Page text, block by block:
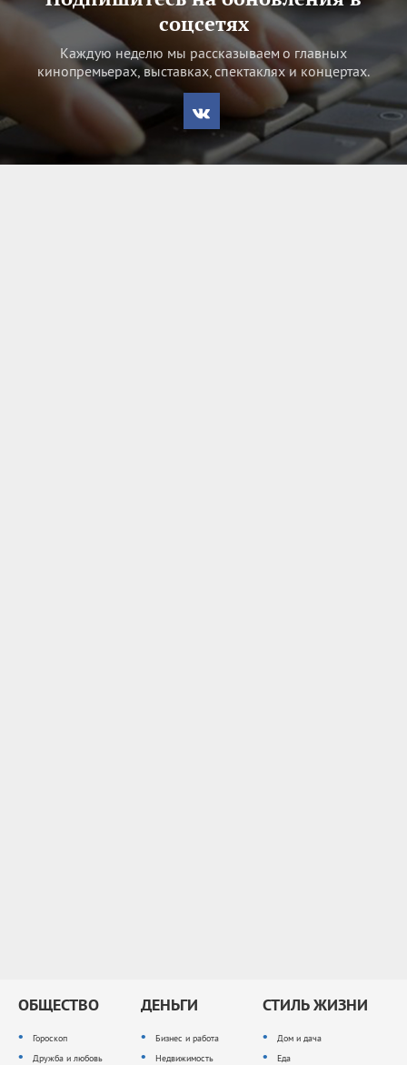
соцсетях
Каждую неделю мы рассказываем о главных
кинопремьерах, выставках, спектаклях и концертах.
ОБЩЕСТВО
Гороскоп
Дружба и любовь
ДЕНЬГИ
Бизнес и работа
Недвижимость
СТИЛЬ ЖИЗНИ
Дом и дача
Еда